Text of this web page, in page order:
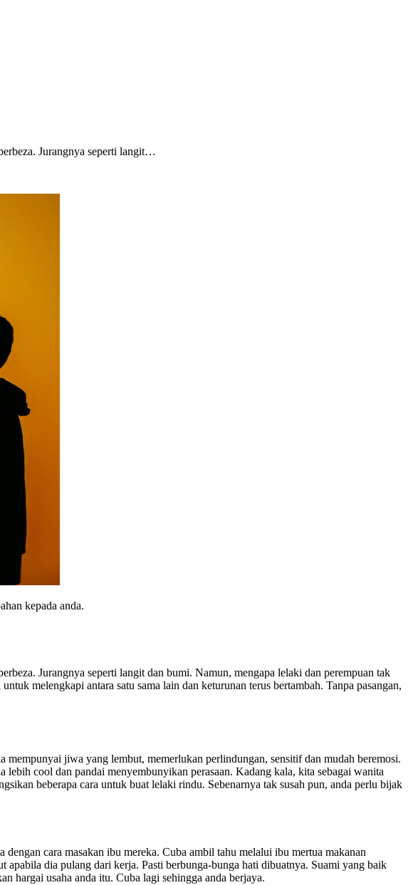
Jurangnya seperti langit…
kepada anda.
Jurangnya seperti langit dan bumi. Namun, mengapa lelaki dan perempuan tak
melengkapi antara satu sama lain dan keturunan terus bertambah. Tanpa pasangan,
jiwa yang lembut, memerlukan perlindungan, sensitif dan mudah beremosi.
cool dan pandai menyembunyikan perasaan. Kadang kala, kita sebagai wanita
beberapa cara untuk buat lelaki rindu. Sebenarnya tak susah pun, anda perlu bijak
cara masakan ibu mereka. Cuba ambil tahu melalui ibu mertua makanan
dia pulang dari kerja. Pasti berbunga-bunga hati dibuatnya. Suami yang baik
hargai usaha anda itu. Cuba lagi sehingga anda berjaya.